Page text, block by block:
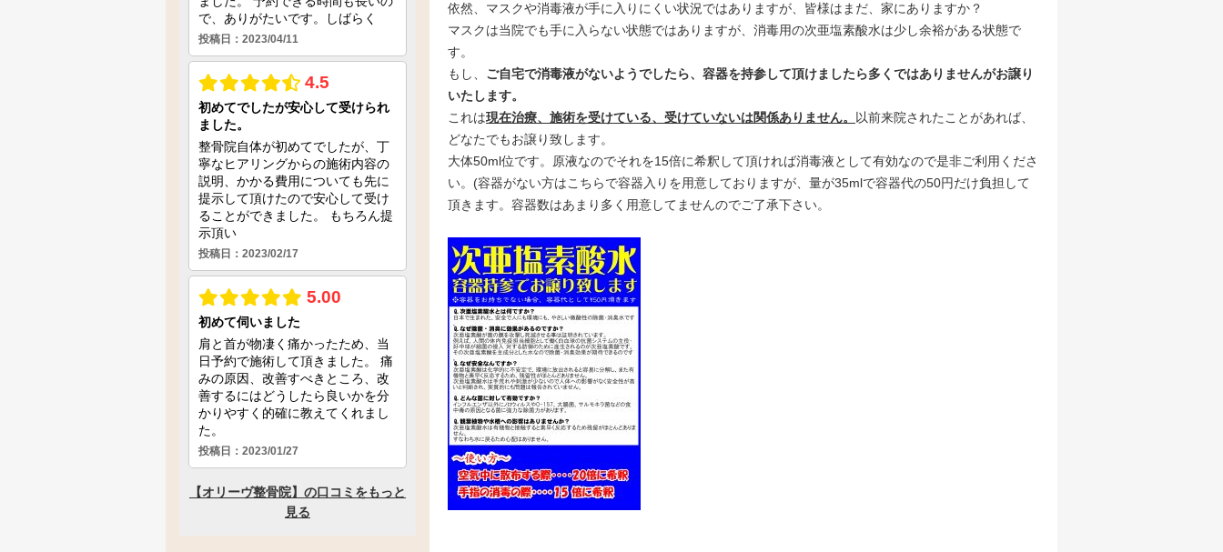
依然、マスクや消毒液が手に入りにくい状況ではありますが、皆様はまだ、家にありますか？
マスクは当院でも手に入らない状態ではありますが、消毒用の次亜塩素酸水は少し余裕がある状態で
す。
もし、 ご自宅で消毒液がないようでしたら、容器を持参して頂けましたら多くではありませんがお譲り
いたします。
これは現在治療、 施術を受けている、受けていないは関係ありません。
以前来院されたことがあれば、
どなたでもお譲り致します。
大体50ml位です。原液なのでそれを15倍に希釈して頂ければ消毒液として有効なので是非ご利用くださ
い。(容器がない方はこちらで容器入りを用意しておりますが、量が35mlで容器代の50円だけ負担して
頂きます。容器数はあまり多く用意してませんのでご了承下さい。